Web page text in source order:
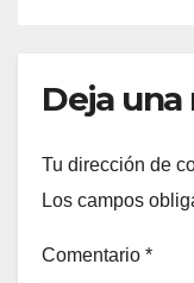
Deja
Tu dirección de
Los campos
Comentario *